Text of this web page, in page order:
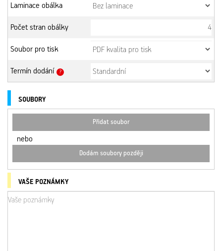
Laminace obálka
Počet stran obálky
Soubor pro tisk
Termín dodání ?
VAŠE POZNÁMKY
SOUBORY
Přidat soubor
nebo
Dodám soubory později